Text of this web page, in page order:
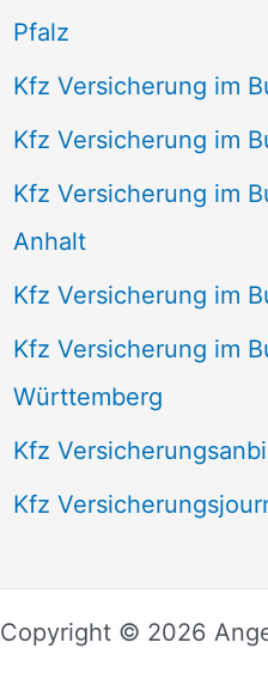
Pfalz
Kfz Versicherung im
Kfz Versicherung im
Kfz Versicherung im
Anhalt
Kfz Versicherung im
Kfz Versicherung im
Württemberg
Kfz
Kfz
Copyright © 2026